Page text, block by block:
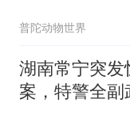
普陀动物世界
湖南常宁突发
案，特警全副